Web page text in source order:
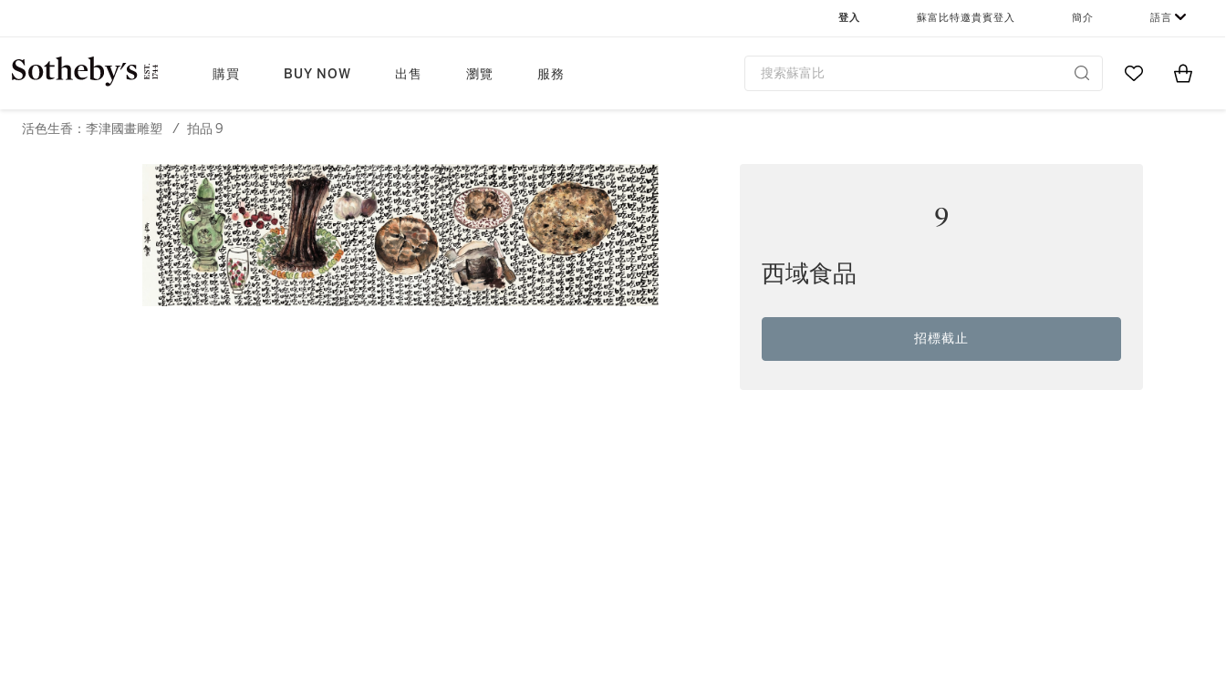
購買 BUY NOW 出售 瀏覽 服務
登入 蘇富比特邀貴賓登入 簡介 語言
Go to MyItems
活色生香：李津國畫雕塑 / 拍品 9
9
西域食品
招標截止